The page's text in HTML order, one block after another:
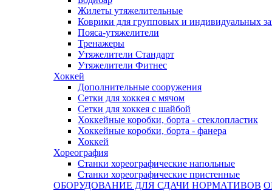
Жилеты утяжелительные
Коврики для групповых и индивидуальных
Пояса-утяжелители
Тренажеры
Утяжелители Стандарт
Утяжелители Фитнес
Хоккей
Дополнительные сооружения
Сетки для хоккея с мячом
Сетки для хоккея с шайбой
Хоккейные коробки, борта - стеклопластик
Хоккейные коробки, борта - фанера
Хоккей
Хореография
Станки хореографические напольные
Станки хореографические пристенные
ОБОРУДОВАНИЕ ДЛЯ СДАЧИ НОРМАТИВОВ